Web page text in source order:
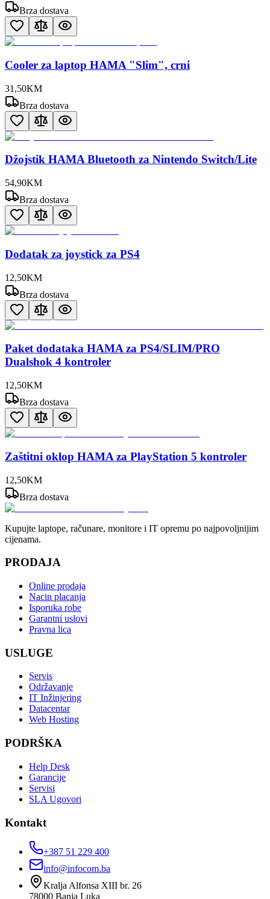
Brza dostava
Cooler za laptop HAMA "Slim", crni
31 ,50KM
Brza dostava
Džojstik HAMA Bluetooth za Nintendo Switch/Lite
54,90KM
Brza dostava
Dodatak za joystick za PS4
12,50KM
Brza dostava
Paket dodataka HAMA za PS4/SLIM/PRO
Dualshok 4 kontroler
12,50KM
Brza dostava
Zaštitni oklop HAMA za PlayStation 5 kontroler
12,50KM
Brza dostava
Kupujte laptope, računare, monitore i IT opremu po najpovoljnijim
cijenama.
PRODAJA
Online prodaja
Nacin placanja
Isporuka robe
Garantni uslovi
Pravna lica
USLUGE
Servis
Održavanje
IT Inžinjering
Datacentar
Web Hosting
PODRŠKA
Help Desk
Garancije
Servisi
SLA Ugovori
Kontakt
+387 51 229 400
info@infocom.ba
Kralja Alfonsa XIII br. 26
78000 Banja Luka